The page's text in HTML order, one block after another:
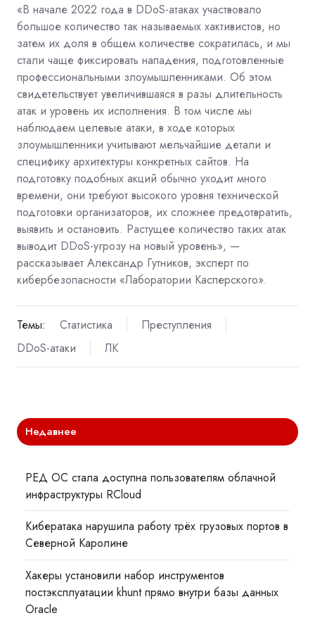
«В начале 2022 года в DDoS-атаках участвовало
большое количество так называемых хактивистов, но
затем их доля в общем количестве сократилась, и мы
стали чаще фиксировать нападения, подготовленные
профессиональными злоумышленниками. Об этом
свидетельствует увеличившаяся в разы длительность
атак и уровень их исполнения. В том числе мы
наблюдаем целевые атаки, в ходе которых
злоумышленники учитывают мельчайшие детали и
специфику архитектуры конкретных сайтов. На
подготовку подобных акций обычно уходит много
времени, они требуют высокого уровня технической
подготовки организаторов, их сложнее предотвратить,
выявить и остановить. Растущее количество таких атак
выводит DDoS-угрозу на новый уровень», —
рассказывает Александр Гутников, эксперт по
кибербезопасности «Лаборатории Касперского».
Темы: Статистика
Преступления
DDoS-атаки
ЛК
Недавнее
РЕД ОС стала доступна пользователям облачной
инфраструктуры RCloud
Кибератака нарушила работу трёх грузовых портов в
Северной Каролине
Хакеры установили набор инструментов
постэксплуатации khunt прямо внутри базы данных
Oracle